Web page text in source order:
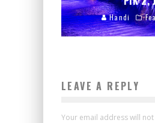
Handi
LEAVE A REPLY
Your email address will